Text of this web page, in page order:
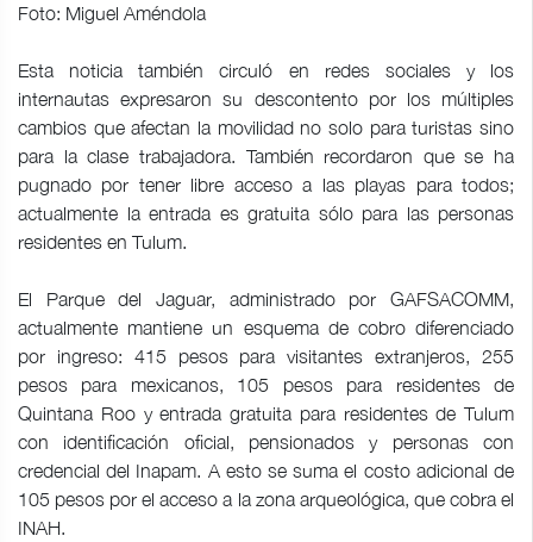
Foto: Miguel Améndola
Esta noticia también circuló en redes sociales y los
internautas expresaron su descontento por los múltiples
cambios que afectan la movilidad no solo para turistas sino
para la clase trabajadora. También recordaron que se ha
pugnado por tener libre acceso a las playas para todos;
actualmente la entrada es gratuita sólo para las personas
residentes en Tulum.
El Parque del Jaguar, administrado por GAFSACOMM,
actualmente mantiene un esquema de cobro diferenciado
por ingreso: 415 pesos para visitantes extranjeros, 255
pesos para mexicanos, 105 pesos para residentes de
Quintana Roo y entrada gratuita para residentes de Tulum
con identificación oficial, pensionados y personas con
credencial del Inapam. A esto se suma el costo adicional de
105 pesos por el acceso a la zona arqueológica, que cobra el
INAH.